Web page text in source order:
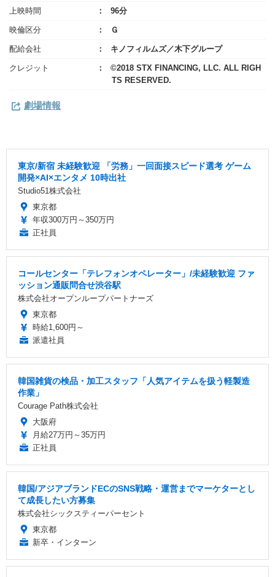
上映時間 96分
映倫区分 Ｇ
配給会社 キノフィルムズ／木下グループ
クレジット
©2018 STX FINANCING, LLC. ALL RIGH
TS RESERVED.
劇場情報
東京/新宿 未経験歓迎 「労務」一回面接スピード選考 ゲーム
開発×AI×エンタメ 10時出社
Studio51株式会社
東京都
年収300万円～350万円
正社員
コールセンター「テレフォンオペレーター」/未経験歓迎 ファ
ッション通販問合せ渋谷駅
株式会社オープンループパートナーズ
東京都
時給1,600円～
派遣社員
韓国雑貨の検品・加工スタッフ「人気アイテムを扱う軽製造
作業」
Courage Path株式会社
大阪府
月給27万円～35万円
正社員
韓国/アジアブランドECのSNS戦略・運営までマーケターとし
て成長したい方募集
株式会社シックスティーパーセント
東京都
新卒・インターン